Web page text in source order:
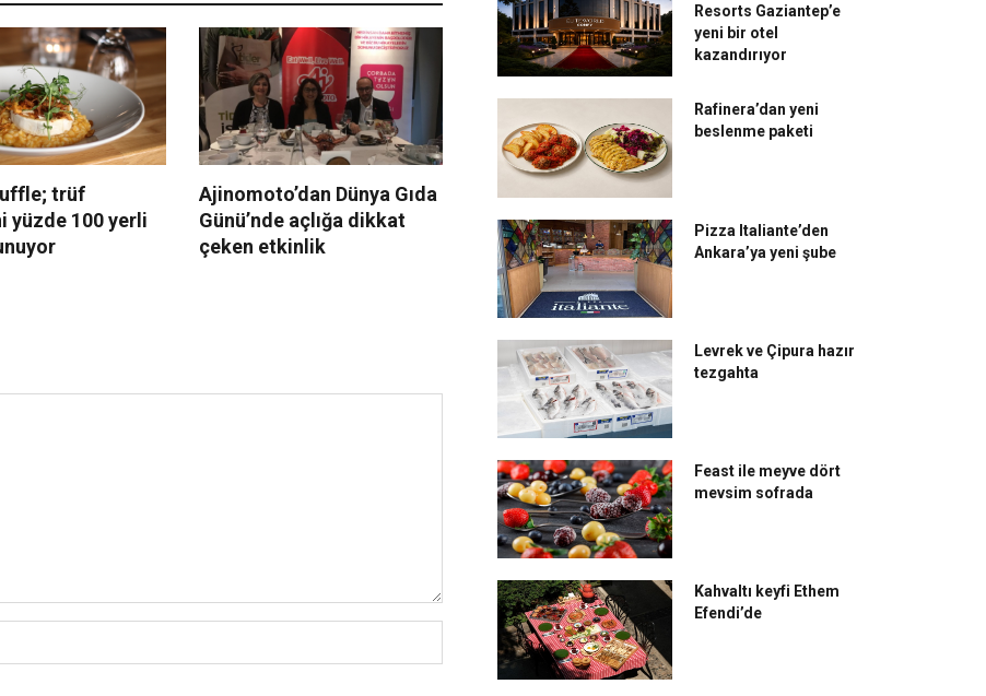
trüf
yüzde 100 yerli
Ajinomoto’dan Dünya Gıda
Günü’nde açlığa dikkat
çeken etkinlik
Chef Seasons’dan hem
çevreye hem sofraya katkı
Tadı ‘Yudumluk Sirkeler’
Resorts Gaziantep’e
yeni bir otel
kazandırıyor
Rafinera’dan yeni
beslenme paketi
Pizza Italiante’den
Ankara’ya yeni şube
Levrek ve Çipura hazır
tezgahta
Feast ile meyve dört
mevsim sofrada
Kahvaltı keyfi Ethem
Efendi’de